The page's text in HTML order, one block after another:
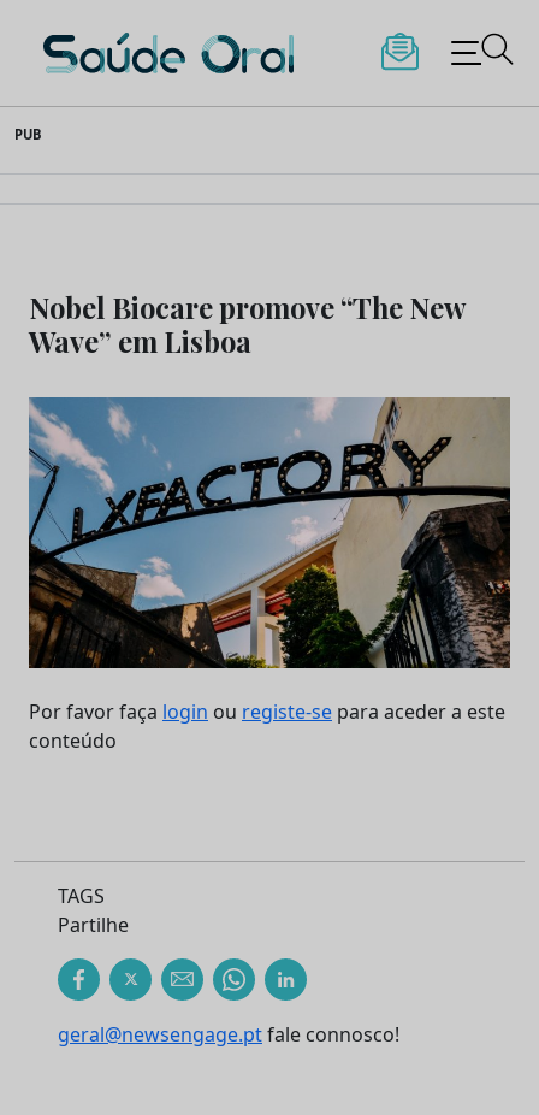
to
content
Saúde Oral
PUB
Nobel Biocare promove “The New
Wave” em Lisboa
Por favor faça login ou registe-se para aceder a este
conteúdo
TAGS
Partilhe
geral@newsengage.ptfale connosco!